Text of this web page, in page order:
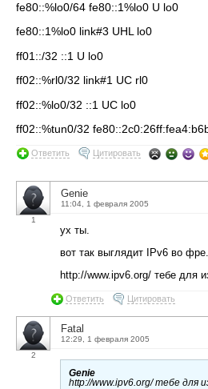
fe80::%lo0/64 fe80::1%lo0 U lo0
fe80::1%lo0 link#3 UHL lo0
ff01::/32 ::1 U lo0
ff02::%rl0/32 link#1 UC rl0
ff02::%lo0/32 ::1 UC lo0
ff02::%tun0/32
Ответить Цитировать
1
Genie
11:04, 1 февраля 2005
ух ты.
вот так выглядит IPv6 во
http://www.ipv6.org/ тебе для
Ответить Цитировать
2
Fatal
12:29, 1 февраля 2005
Genie
http://www.ipv6.org/ тебе для